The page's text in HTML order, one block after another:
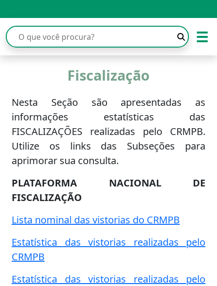
☰
Fiscalização
Nesta Seção são apresentadas as
informações estatísticas das
FISCALIZAÇÕES realizadas pelo CRMPB.
Utilize os links das Subseções para
aprimorar sua consulta.
PLATAFORMA NACIONAL DE
FISCALIZAÇÃO
Lista nominal das vistorias do CRMPB
Estatística das vistorias realizadas pelo
CRMPB
Estatística das vistorias realizadas pelo